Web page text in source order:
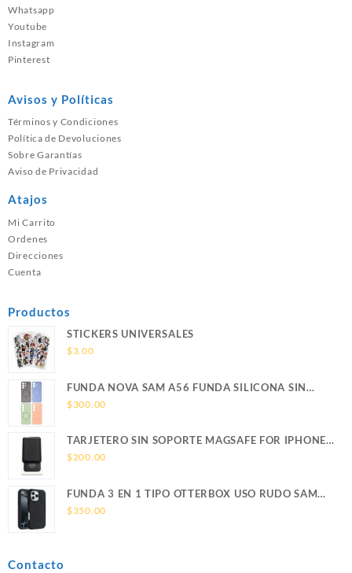
Whatsapp
Youtube
Instagram
Pinterest
Avisos y Políticas
Términos y Condiciones
Política de Devoluciones
Sobre Garantías
Aviso de Privacidad
Atajos
Mi Carrito
Ordenes
Direcciones
Cuenta
Productos
STICKERS UNIVERSALES
$3.00
FUNDA NOVA SAM A56 FUNDA SILICONA SIN
SOPORTE MAGNETICO SAMSUNG
$300.00
TARJETERO SIN SOPORTE MAGSAFE FOR IPHONE
LEATHER WALLET MAGSAFE
$200.00
FUNDA 3 EN 1 TIPO OTTERBOX USO RUDO SAM
S26 ULTRA SAMSUNG S26 ULTRA
$350.00
Contacto